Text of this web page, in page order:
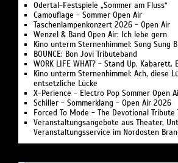
Odertal-Festspiele „Sommer am Fluss“
Camouflage - Sommer Open Air
Taschenlampenkonzert 2026 - Open Air
Wenzel & Band Open Air: Ich lebe gern
Kino unterm Sternenhimmel: Song Sung
BOUNCE: Bon Jovi Tributeband
WORK LIFE WHAT? - Stand Up. Kabarett.
Kino unterm Sternenhimmel: Ach, diese
entsetzliche Lücke
X-Perience - Electro Pop Sommer Open
Schiller - Sommerklang - Open Air 2026
Forced To Mode - The Devotional Tribute
Veranstaltungsangebote aus Theater,
Veranstaltungsservice im Nordosten